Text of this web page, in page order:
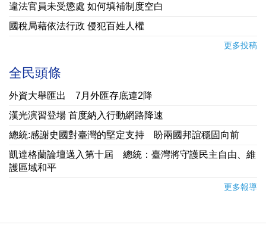
違法官員未受懲處 如何填補制度空白
國稅局藉依法行政 侵犯百姓人權
更多投稿
全民頭條
外資大舉匯出 7月外匯存底連2降
漢光演習登場 首度納入行動網路降速
總統:感謝史國對臺灣的堅定支持 盼兩國邦誼穩固向前
凱達格蘭論壇邁入第十屆 總統：臺灣將守護民主自由、維
護區域和平
更多報導